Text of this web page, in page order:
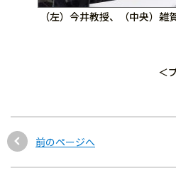
（左）今井教授、（中央）
＜
前のページへ